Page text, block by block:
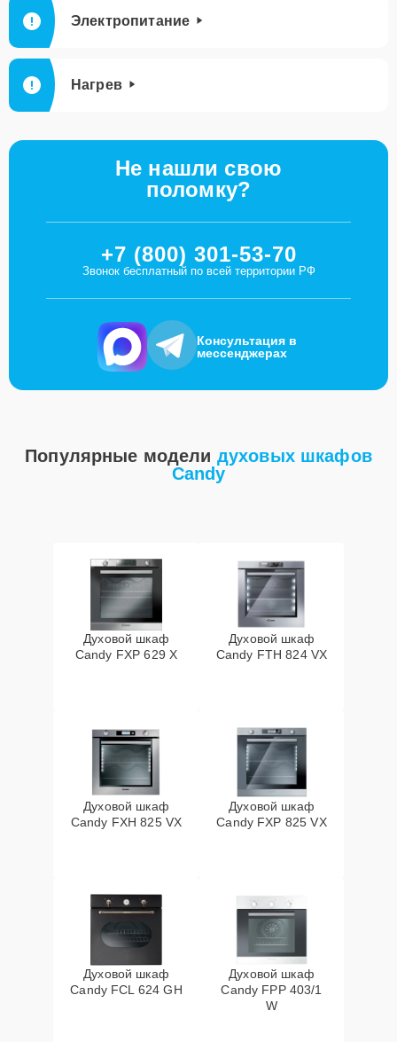
Электропитание
Нагрев
Не нашли свою
поломку?
+7 (800) 301-53-70
Звонок бесплатный по всей территории РФ
Консультация в
мессенджерах
Популярные модели духовых шкафов
Candy
Духовой шкаф
Candy FXP 629 X
Духовой шкаф
Candy FTH 824 VX
Духовой шкаф
Candy FXH 825 VX
Духовой шкаф
Candy FXP 825 VX
Духовой шкаф
Candy FCL 624 GH
Духовой шкаф
Candy FPP 403/1
W